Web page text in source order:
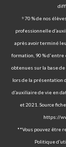
⁹ 70 % de nos
professionnelle
après avoir terminé
formation, 90 % d'entre
obtenues sur la base
lors de la présentation
d’auxiliaire de vie en
et 2021. Source
https://
**Vous pouvez être
Politique